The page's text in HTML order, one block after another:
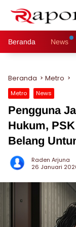
Beranda News
Beranda Metro
Metro News
Pengguna
Hukum,
Belang
Raden Arjuna
26 Januari